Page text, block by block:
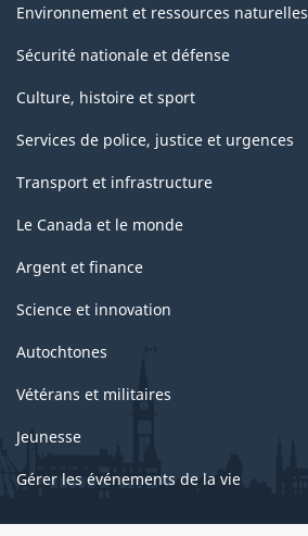
Environnement et ressources naturelles
Sécurité nationale et défense
Culture, histoire et sport
Services de police, justice et urgences
Transport et infrastructure
Le Canada et le monde
Argent et finance
Science et innovation
Autochtones
Vétérans et militaires
Jeunesse
Gérer les événements de la vie